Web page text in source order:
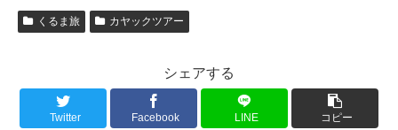
くるま旅 カヤックツアー
シェアする
Twitter Facebook LINE コピー